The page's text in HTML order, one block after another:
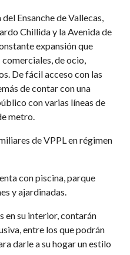
Ensanche de Vallecas,
Chillida y la Avenida de
expansión que
de ocio,
De fácil acceso con las
de contar con una
con varias líneas de
metro.
de VPPL en régimen
con piscina, parque
y ajardinadas.
en su interior, contarán
entre los que podrán
darle a su hogar un estilo